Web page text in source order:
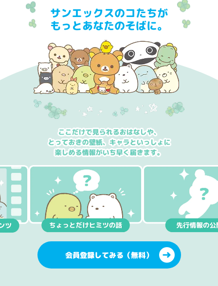
サンエックスのコたちが
もっとあなたのそばに。
会員登録してみる（無料）